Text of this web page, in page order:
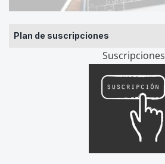
Plan de suscripciones
Suscripciones